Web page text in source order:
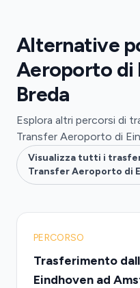
Alternative
Aeroporto di
Breda
Esplora altri percorsi di
Transfer Aeroporto di
Visualizza tutti i
Transfer Aeroporto di
PERCORSO
Trasferimento
Eindhoven ad